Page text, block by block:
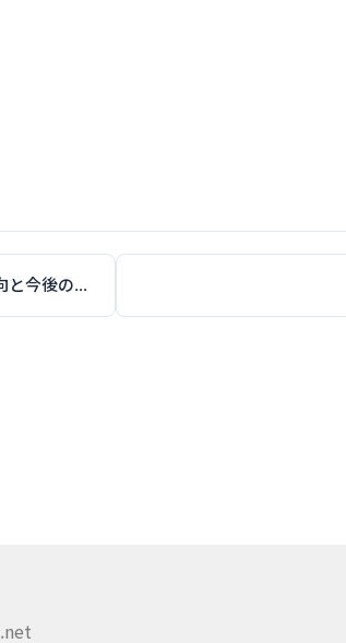
플라스틱 가식기술의 최근 동향과 향후 전개(「プラスチック加飾技術」の最近の動向と今後の展開)(CD-ROM 포함)